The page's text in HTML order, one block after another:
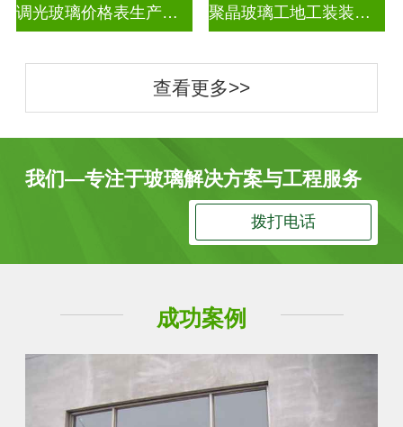
调光玻璃价格表生产电话 聚晶玻璃工地工装装饰玻璃
查看更多>>
我们—专注于玻璃解决方案与工程服务
拨打电话
成功案例